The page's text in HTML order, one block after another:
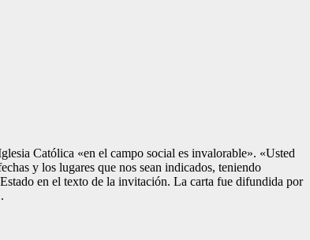
Católica «en el campo social es invalorable». «Usted
y los lugares que nos sean indicados, teniendo
en el texto de la invitación. La carta fue difundida por